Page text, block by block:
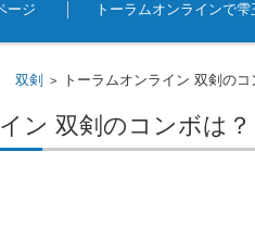
ージ トーラムオンラインで
双剣 > トーラムオンライン 双剣のコ
ン 双剣のコンボは？